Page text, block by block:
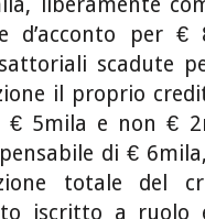
d’acconto per €
scadute
il proprio
€ 5mila e non €
di €
totale del
iscritto a ruolo